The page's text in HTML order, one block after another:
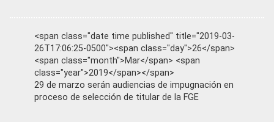
<span class="date time published" title="2019-03-
26T17:06:25-0500"><span class="day">26</span>
<span class="month">Mar</span> <span
class="year">2019</span></span>
29 de marzo serán audiencias de impugnación en
proceso de selección de titular de la FGE